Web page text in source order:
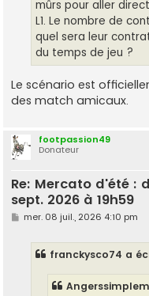
mûrs pour aller
L1. Le nombre de
quel sera leur
du temps de jeu ?
Le scénario est
des match amicaux.
footpassion49
Donateur
Re: Mercato d'été :
sept. 2026 à 19h59
M
mer. 08 juil., 2026 4:10 pm
franckysco74 a